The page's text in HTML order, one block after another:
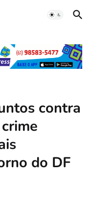
contra
do DF